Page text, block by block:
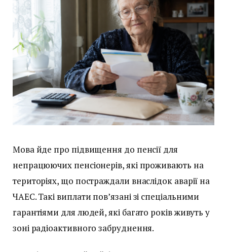
Мова йде про підвищення до пенсії для
непрацюючих пенсіонерів, які проживають на
територіях, що постраждали внаслідок аварії на
ЧАЕС. Такі виплати пов’язані зі спеціальними
гарантіями для людей, які багато років живуть у
зоні радіоактивного забруднення.